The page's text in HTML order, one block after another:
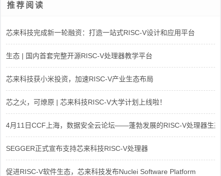
推荐阅读
芯来科技完成新一轮融资：打造一站式RISC-V设计和应用平台
生态 | 国内首套完整开源RISC-V处理器教学平台
芯来科技获小米投资，加速RISC-V产业生态布局
芯之火，可燎原 | 芯来科技RISC-V大学计划上线啦！
4月11日CCF上海，数据安全云论坛——蓬勃发展的RISC-V处理器生态
SEGGER正式宣布支持芯来科技RISC-V处理器
促进RISC-V软件生态，芯来科技发布Nuclei Software Platform